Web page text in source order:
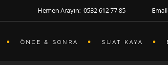
Hemen Arayın: 0532 612 77 85
ÖNCE & SONRA SUAT KAYA